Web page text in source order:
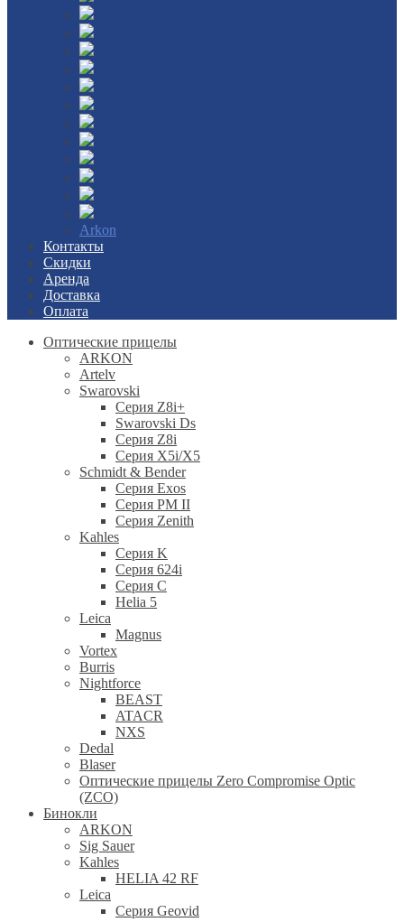
Arkon
Контакты
Скидки
Аренда
Доставка
Оплата
Оптические прицелы
ARKON
Artelv
Swarovski
Серия Z8i+
Swarovski Ds
Серия Z8i
Серия X5i/X5
Schmidt & Bender
Серия Exos
Серия PM II
Cерия Zenith
Kahles
Серия K
Серия 624i
Серия С
Helia 5
Leica
Magnus
Vortex
Burris
Nightforce
BEAST
ATACR
NXS
Dedal
Blaser
Оптические прицелы Zero Compromise Optic
(ZCO)
Бинокли
ARKON
Sig Sauer
Kahles
HELIA 42 RF
Leica
Серия Geovid